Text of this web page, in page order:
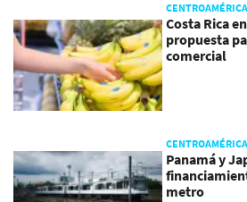
Costa Rica
propuesta
comercial
Panamá y
metro